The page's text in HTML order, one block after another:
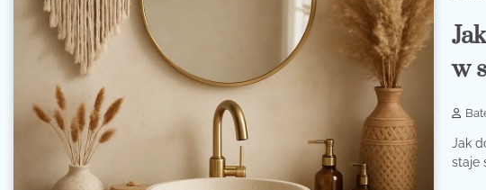
w
Jak
staje